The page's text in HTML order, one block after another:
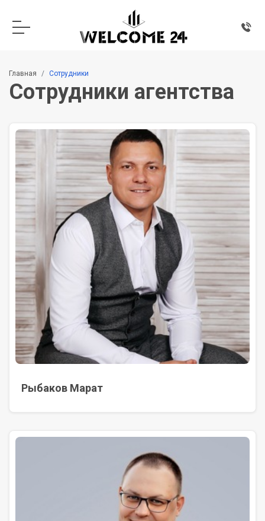
Главная Сотрудники
Сотрудники агентства
Рыбаков Марат